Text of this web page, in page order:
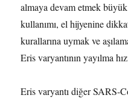
almaya devam etmek
kullanımı, el hijyenine
kurallarına uymak ve
Eris varyantının yayılma
Eris varyantı diğer SARS-